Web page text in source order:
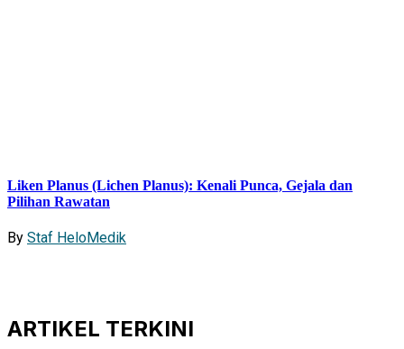
Liken Planus (Lichen Planus): Kenali Punca, Gejala dan
Pilihan Rawatan
By Staf HeloMedik
ARTIKEL TERKINI